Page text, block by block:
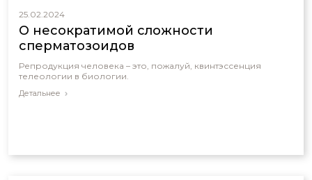
25.02.2024
О несократимой сложности
сперматозоидов
Репродукция человека – это, пожалуй, квинтэссенция
телеологии в биологии.
Детальнее